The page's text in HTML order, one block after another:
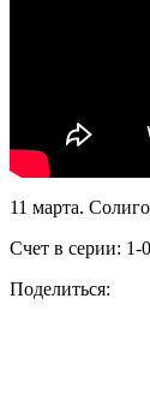
11 марта.
Счет в серии: 1-
Поделиться: